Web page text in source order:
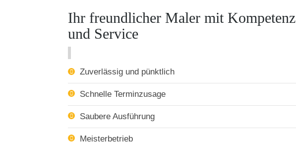
Ihr freundlicher Maler mit Kompetenz
und Service
Zuverlässig und pünktlich
Schnelle Terminzusage
Saubere Ausführung
Meisterbetrieb